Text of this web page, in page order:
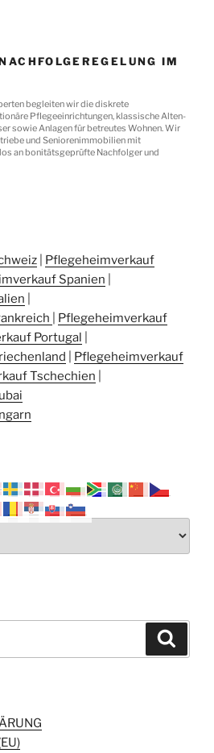
IM
begleiten wir die diskrete
Pflegeeinrichtungen, klassische Alten-
sowie Anlagen für betreutes Wohnen. Wir
und Seniorenimmobilien mit
an bonitätsgeprüfte Nachfolger und
Pflegeheimverkauf
Spanien
Pflegeheimverkauf
Portugal
Pflegeheimverkauf
Tschechien